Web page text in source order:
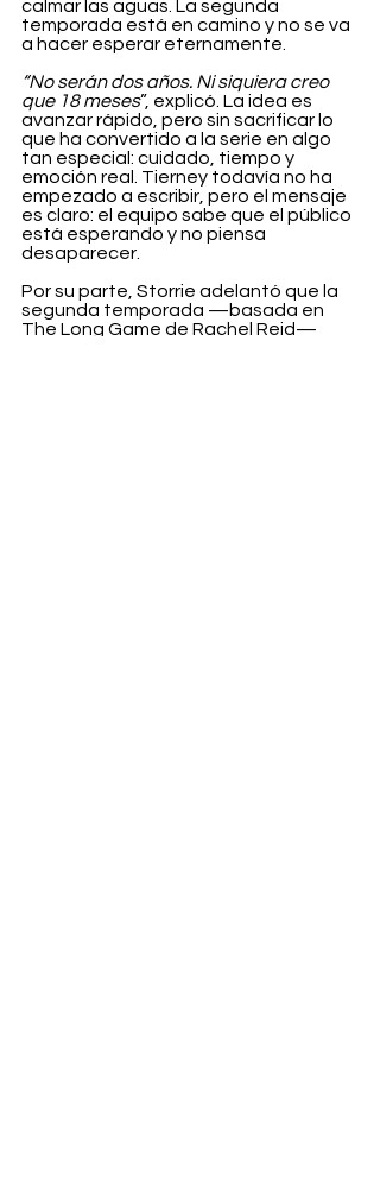
calmar las aguas. La segunda
temporada está en camino y no se va
a hacer esperar eternamente.
“No serán dos años. Ni siquiera creo
que 18 meses”, explicó. La idea es
avanzar rápido, pero sin sacrificar lo
que ha convertido a la serie en algo
tan especial: cuidado, tiempo y
emoción real. Tierney todavía no ha
empezado a escribir, pero el mensaje
es claro: el equipo sabe que el público
está esperando y no piensa
desaparecer.
Por su parte, Storrie adelantó que la
segunda temporada —basada en
The Long Game de Rachel Reid—